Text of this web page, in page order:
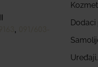
,
Dodaci